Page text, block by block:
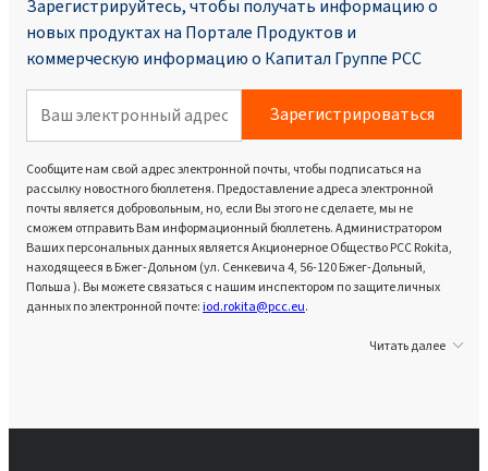
Зарегистрируйтесь, чтобы получать информацию о
новых продуктах на Портале Продуктoв и
коммерческую информацию о Капитал Группе PCC
Зарегистрироваться
Сообщите нам свой адрес электронной почты, чтобы подписаться на
рассылку новостного бюллетеня. Предоставление адреса электронной
почты является добровольным, но, если Вы этого не сделаете, мы не
сможем отправить Вам информационный бюллетень. Администратором
Ваших персональных данных является Акционерное Общество PCC Rokita,
находящееся в Бжег-Дольном (ул. Сенкевича 4, 56-120 Бжег-Дольный,
Польша ). Вы можете связаться с нашим инспектором по защите личных
данных по электронной почте:iod.rokita@pcc.eu.
Читать далее